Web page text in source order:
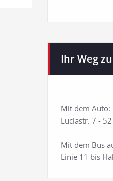
Ihr Weg
Mit dem Auto:
Luciastr. 7 -
Mit dem Bus
Linie 11 bis